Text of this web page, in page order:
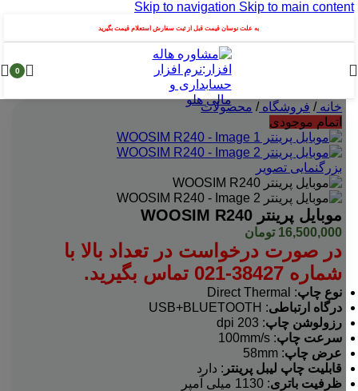
Skip to navigation Skip to main content
به علت نوسان قیمت قبل از ثبت سفارش استعلام قیمت بگیرید
0
خانه/ فروشگاه/ محصولات
اتمام موجودی
بزرگنمایی تصویر
موبایل پرینتر WOOSIM R240
16,500,000 تومان
در صورت درخواست در تعداد بالا با
شماره 38427-021 تماس بگیرید.
نوع چاپ: Direct Thermal
درگاه ارتباطی: USB+BLUETOOTH
رزولوشن چاپ: 203 dpi
سرعت چاپ: 100mm/s
عرض چاپ: 58mm
قابلیت چاپ لیبل پرینتر : دارد
ظرفیت باتری: 1130 میلی آمپر